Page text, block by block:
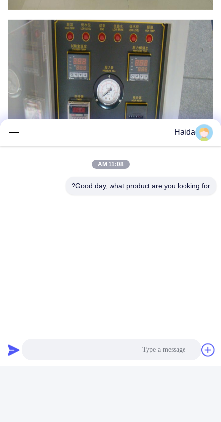
العلامات:
الغرفة 105 ، المبنى F4 ، المنطقة F ، مدينة تيانان الرقمية ، منطقة
Haida
11:08 AM
Good day, what product are you looking for?